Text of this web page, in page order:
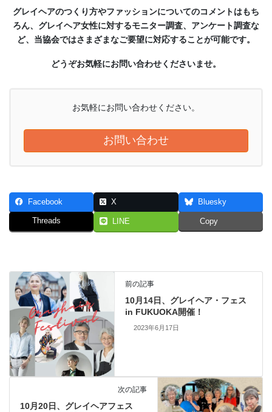
グレイヘアのつくり方やファッションについてのコメントはもち
ろん、グレイヘア女性に対するモニター調査、アンケート調査な
ど、当協会ではさまざまなご要望に対応することが可能です。
どうぞお気軽にお問い合わせくださいませ。
お気軽にお問い合わせください。
お問い合わせ
Facebook X Bluesky
Threads LINE Copy
前の記事
10月14日、グレイヘア・フェス
in FUKUOKA開催！
2023年6月17日
次の記事
10⽉20⽇、グレイヘアフェス